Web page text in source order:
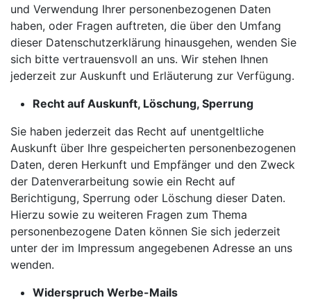
und Verwendung Ihrer personenbezogenen Daten
haben, oder Fragen auftreten, die über den Umfang
dieser Datenschutzerklärung hinausgehen, wenden Sie
sich bitte vertrauensvoll an uns. Wir stehen Ihnen
jederzeit zur Auskunft und Erläuterung zur Verfügung.
Recht auf Auskunft, Löschung, Sperrung
Sie haben jederzeit das Recht auf unentgeltliche
Auskunft über Ihre gespeicherten personenbezogenen
Daten, deren Herkunft und Empfänger und den Zweck
der Datenverarbeitung sowie ein Recht auf
Berichtigung, Sperrung oder Löschung dieser Daten.
Hierzu sowie zu weiteren Fragen zum Thema
personenbezogene Daten können Sie sich jederzeit
unter der im Impressum angegebenen Adresse an uns
wenden.
Widerspruch Werbe-Mails